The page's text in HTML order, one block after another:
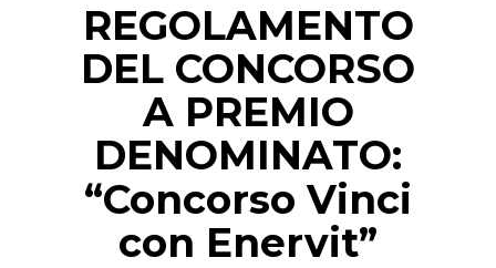
REGOLAMENTO
DEL CONCORSO
A PREMIO
DENOMINATO:
“Concorso Vinci
con Enervit”